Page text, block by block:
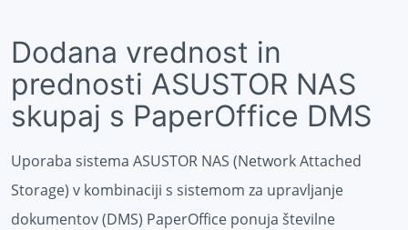
Dodana vrednost in
prednosti ASUSTOR NAS
skupaj s PaperOffice DMS
Uporaba sistema ASUSTOR NAS (Network Attached
Storage) v kombinaciji s sistemom za upravljanje
dokumentov (DMS) PaperOffice ponuja številne